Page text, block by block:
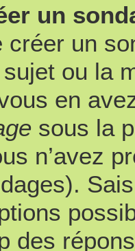
un
créer un
sujet ou la
en
sous la
n’avez
des